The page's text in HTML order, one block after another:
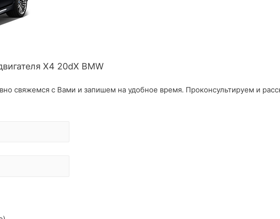
X4 20dX BMW
свяжемся с Вами и запишем на удобное время. Проконсультируем и